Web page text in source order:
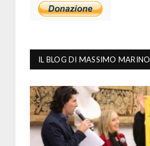
IL BLOG DI MASSIMO MARINO